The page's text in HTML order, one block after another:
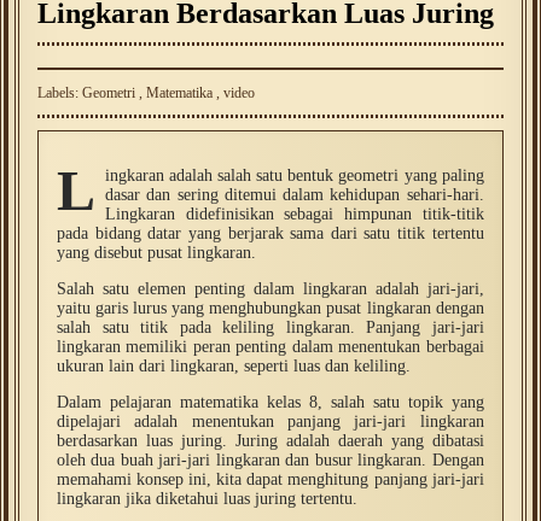
Lingkaran Berdasarkan Luas Juring
Labels: Geometri , Matematika , video
L
ingkaran adalah salah satu bentuk geometri yang paling
dasar dan sering ditemui dalam kehidupan sehari-hari.
Lingkaran didefinisikan sebagai himpunan titik-titik
pada bidang datar yang berjarak sama dari satu titik tertentu
yang disebut pusat lingkaran.
Salah satu elemen penting dalam lingkaran adalah jari-jari,
yaitu garis lurus yang menghubungkan pusat lingkaran dengan
salah satu titik pada keliling lingkaran. Panjang jari-jari
lingkaran memiliki peran penting dalam menentukan berbagai
ukuran lain dari lingkaran, seperti luas dan keliling.
Dalam pelajaran matematika kelas 8, salah satu topik yang
dipelajari adalah menentukan panjang jari-jari lingkaran
berdasarkan luas juring. Juring adalah daerah yang dibatasi
oleh dua buah jari-jari lingkaran dan busur lingkaran. Dengan
memahami konsep ini, kita dapat menghitung panjang jari-jari
lingkaran jika diketahui luas juring tertentu.